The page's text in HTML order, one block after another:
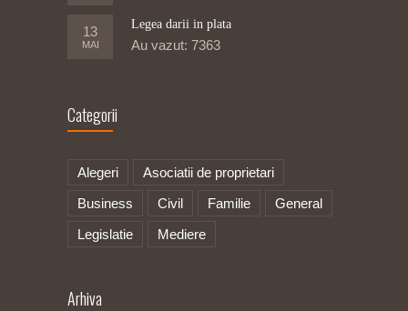
13
MAI
Legea darii in plata
Au vazut: 7363
Categorii
Alegeri
Asociatii de proprietari
Business
Civil Familie
General
Legislatie
Mediere
Arhiva